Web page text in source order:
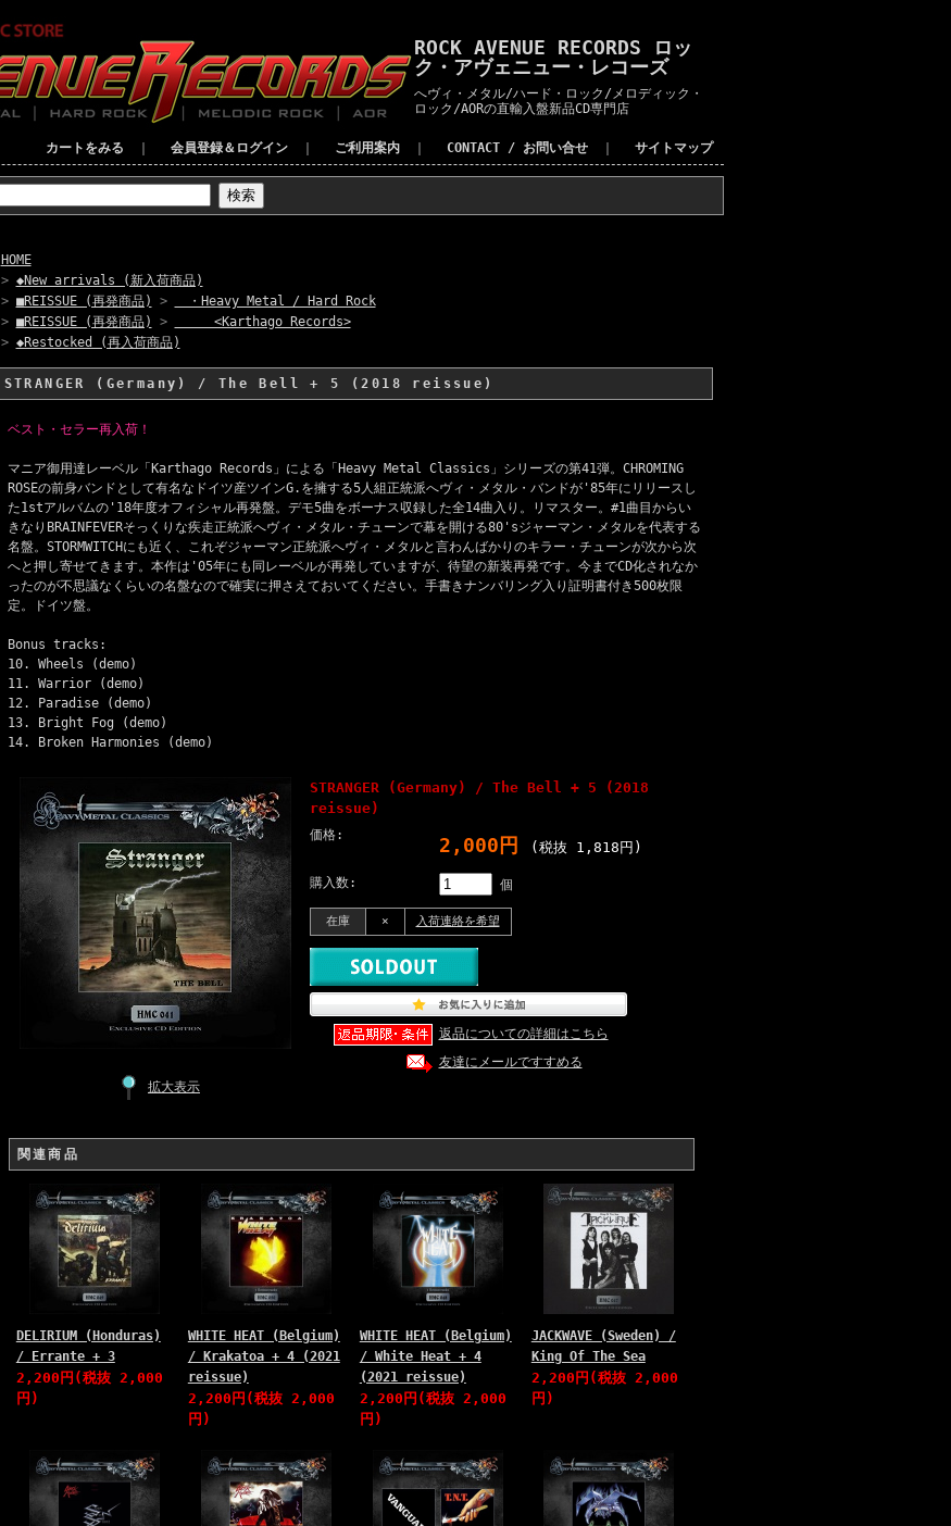
ROCK AVENUE RECORDS ロッ
ク・アヴェニュー・レコーズ
へヴィ・メタル/ハード・ロック/メロディック・
ロック/AORの直輸入盤新品CD専門店
カートをみる 会員登録＆ログイン ご利用案内 CONTACT / お問い合せ サイトマップ
HOME
> ◆New arrivals (新入荷商品)
> ■REISSUE (再発商品) >
・Heavy Metal / Hard Rock
> ■REISSUE (再発商品) >
<Karthago Records>
> ◆Restocked (再入荷商品)
STRANGER (Germany) / The Bell + 5 (2018 reissue)
ベスト・セラー再入荷！
マニア御用達レーベル「Karthago Records」による「Heavy Metal Classics」シリーズの第41弾。CHROMING
ROSEの前身バンドとして有名なドイツ産ツインG.を擁する5人組正統派へヴィ・メタル・バンドが'85年にリリースし
た1stアルバムの'18年度オフィシャル再発盤。デモ5曲をボーナス収録した全14曲入り。リマスター。#1曲目からい
きなりBRAINFEVERそっくりな疾走正統派へヴィ・メタル・チューンで幕を開ける80'sジャーマン・メタルを代表する
名盤。STORMWITCHにも近く、これぞジャーマン正統派へヴィ・メタルと言わんばかりのキラー・チューンが次から次
へと押し寄せてきます。本作は'05年にも同レーベルが再発していますが、待望の新装再発です。今までCD化されなか
ったのが不思議なくらいの名盤なので確実に押さえておいてください。手書きナンバリング入り証明書付き500枚限
定。ドイツ盤。
Bonus tracks:
10. Wheels (demo)
11. Warrior (demo)
12. Paradise (demo)
13. Bright Fog (demo)
14. Broken Harmonies (demo)
拡大表示
STRANGER (Germany) / The Bell + 5 (2018
reissue)
価格: 2,000円 (税抜 1,818円)
購入数: 個
在庫 × 入荷連絡を希望
返品についての詳細はこちら
友達にメールですすめる
関連商品
DELIRIUM (Honduras)
/ Errante + 3
2,200円(税抜 2,000
円)
WHITE HEAT (Belgium)
/ Krakatoa + 4 (2021
reissue)
2,200円(税抜 2,000
円)
WHITE HEAT (Belgium)
/ White Heat + 4
(2021 reissue)
2,200円(税抜 2,000
円)
JACKWAVE (Sweden) /
King Of The Sea
2,200円(税抜 2,000
円)